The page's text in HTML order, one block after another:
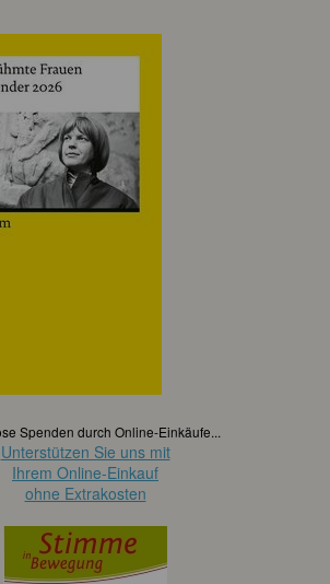
Spenden durch Online-Einkäufe...
Unterstützen Sie uns mit
Ihrem Online-Einkauf
ohne Extrakosten